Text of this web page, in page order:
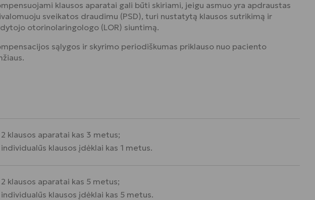
klausos aparatai gali būti skiriami, jeigu asmuo yra apdraustas
sveikatos draudimu (PSD), turi nustatytą klausos sutrikimą ir
otorinolaringologo (LOR) siuntimą.
sąlygos ir skyrimo periodiškumas priklauso nuo paciento
2 klausos aparatai kas 3 metus;
individualūs klausos įdėklai kas 1 metus.
2 klausos aparatai kas 5 metus;
individualūs klausos įdėklai kas 5 metus.